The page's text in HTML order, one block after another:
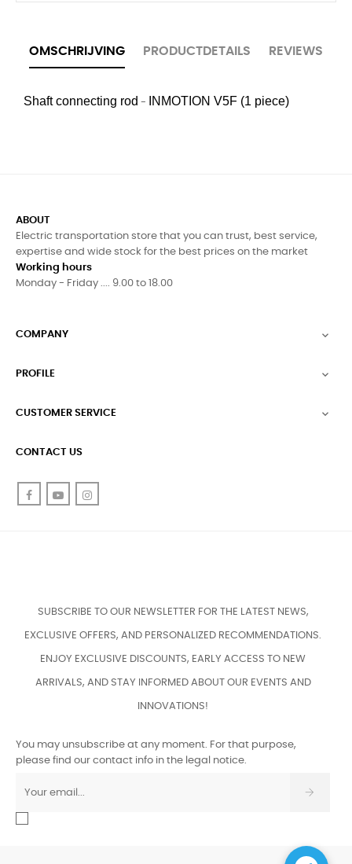
OMSCHRIJVING PRODUCTDETAILS REVIEWS
Shaft connecting rod - INMOTION V5F (1 piece)
ABOUT
Electric transportation store that you can trust, best service,
expertise and wide stock for the best prices on the market
Working hours
Monday - Friday .... 9.00 to 18.00
COMPANY 
PROFILE 
CUSTOMER SERVICE 
CONTACT US
FacebookYouTube
SUBSCRIBE TO OUR NEWSLETTER FOR THE LATEST NEWS,
EXCLUSIVE OFFERS, AND PERSONALIZED RECOMMENDATIONS.
ENJOY EXCLUSIVE DISCOUNTS, EARLY ACCESS TO NEW
ARRIVALS, AND STAY INFORMED ABOUT OUR EVENTS AND
INNOVATIONS!
You may unsubscribe at any moment. For that purpose,
please find our contact info in the legal notice.